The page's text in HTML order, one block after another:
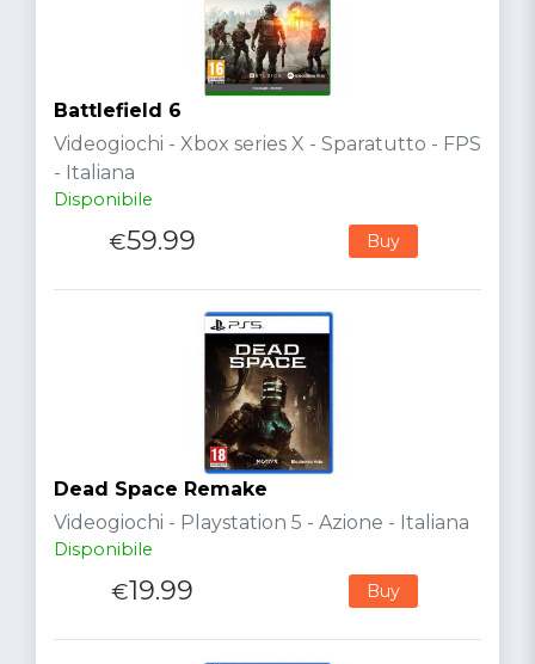
Battlefield 6
Videogiochi - Xbox series X - Sparatutto - FPS
- Italiana
Disponibile
€59.99 Buy
Dead Space Remake
Videogiochi - Playstation 5 - Azione - Italiana
Disponibile
€19.99 Buy